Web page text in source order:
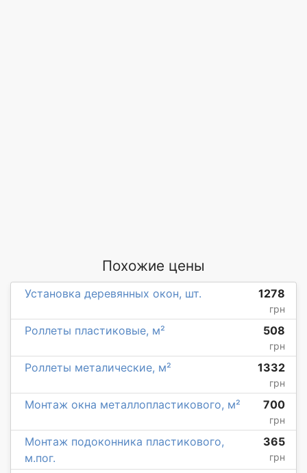
Похожие цены
Установка деревянных окон, шт. 1278
грн
Роллеты пластиковые, м² 508
грн
Роллеты металические, м² 1332
грн
Монтаж окна металлопластикового, м² 700
грн
Монтаж подоконника пластикового,
м.пог.
365
грн